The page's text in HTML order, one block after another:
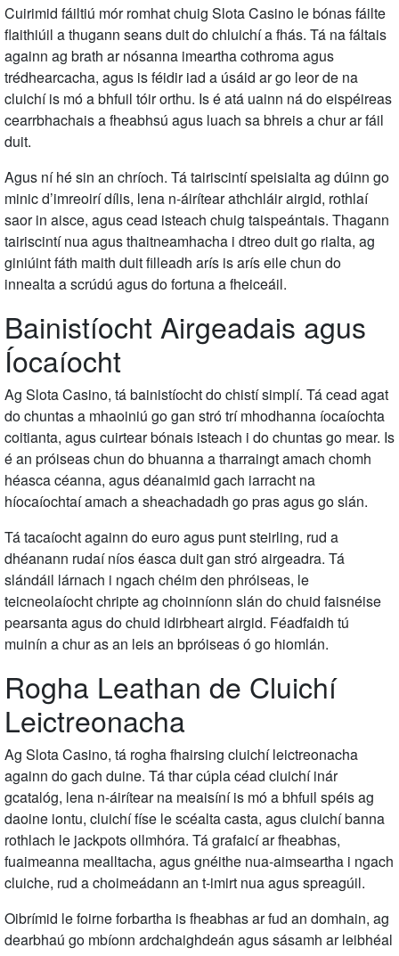
Cuirimid fáiltiú mór romhat chuig Slota Casino le bónas fáilte
flaithiúil a thugann seans duit do chluichí a fhás. Tá na fáltais
againn ag brath ar nósanna imeartha cothroma agus
trédhearcacha, agus is féidir iad a úsáid ar go leor de na
cluichí is mó a bhfuil tóir orthu. Is é atá uainn ná do eispéireas
cearrbhachais a fheabhsú agus luach sa bhreis a chur ar fáil
duit.
Agus ní hé sin an chríoch. Tá tairiscintí speisialta ag dúinn go
minic d’imreoirí dílis, lena n-áirítear athchláir airgid, rothlaí
saor in aisce, agus cead isteach chuig taispeántais. Thagann
tairiscintí nua agus thaitneamhacha i dtreo duit go rialta, ag
giniúint fáth maith duit filleadh arís is arís eile chun do
innealta a scrúdú agus do fortuna a fheiceáil.
Bainistíocht Airgeadais agus
Íocaíocht
Ag Slota Casino, tá bainistíocht do chistí simplí. Tá cead agat
do chuntas a mhaoiniú go gan stró trí mhodhanna íocaíochta
coitianta, agus cuirtear bónais isteach i do chuntas go mear. Is
é an próiseas chun do bhuanna a tharraingt amach chomh
héasca céanna, agus déanaimid gach iarracht na
híocaíochtaí amach a sheachadadh go pras agus go slán.
Tá tacaíocht againn do euro agus punt steirling, rud a
dhéanann rudaí níos éasca duit gan stró airgeadra. Tá
slándáil lárnach i ngach chéim den phróiseas, le
teicneolaíocht chripte ag choinníonn slán do chuid faisnéise
pearsanta agus do chuid idirbheart airgid. Féadfaidh tú
muinín a chur as an leis an bpróiseas ó go hiomlán.
Rogha Leathan de Cluichí
Leictreonacha
Ag Slota Casino, tá rogha fhairsing cluichí leictreonacha
againn do gach duine. Tá thar cúpla céad cluichí inár
gcatalóg, lena n-áirítear na meaisíní is mó a bhfuil spéis ag
daoine iontu, cluichí físe le scéalta casta, agus cluichí banna
rothlach le jackpots ollmhóra. Tá grafaicí ar fheabhas,
fuaimeanna mealltacha, agus gnéithe nua-aimseartha i ngach
cluiche, rud a choimeádann an t-imirt nua agus spreagúil.
Oibrímid le foirne forbartha is fheabhas ar fud an domhain, ag
dearbhaú go mbíonn ardchaighdeán agus sásamh ar leibhéal